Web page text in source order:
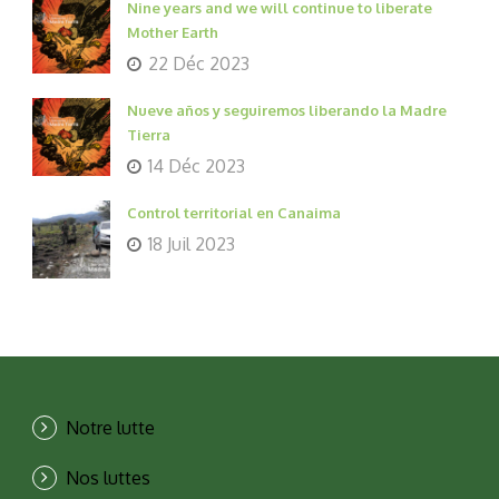
Nine years and we will continue to liberate
Mother Earth
22 Déc 2023
Nueve años y seguiremos liberando la Madre
Tierra
14 Déc 2023
Control territorial en Canaima
18 Juil 2023
Notre lutte
Nos luttes